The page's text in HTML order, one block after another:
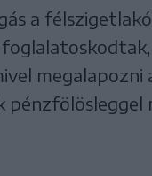
a
megalapozni